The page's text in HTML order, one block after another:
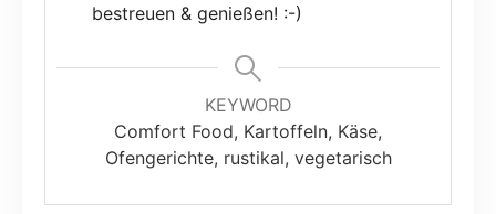
bestreuen & genießen! :-)
KEYWORD
Comfort Food, Kartoffeln, Käse,
Ofengerichte, rustikal, vegetarisch